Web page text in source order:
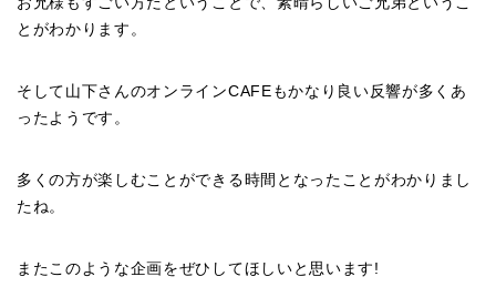
とがわかります。
そして山下さんのオンラインCAFEもかなり良い反響が多くあ
ったようです。
多くの方が楽しむことができる時間となったことがわかりまし
たね。
またこのような企画をぜひしてほしいと思います!